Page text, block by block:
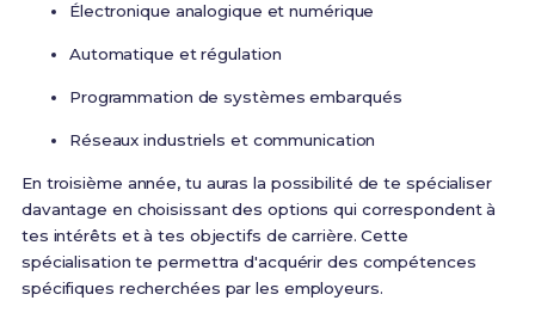
Électronique analogique et numérique
Automatique et régulation
Programmation de systèmes embarqués
Réseaux industriels et communication
En troisième année, tu auras la possibilité de te spécialiser
davantage en choisissant des options qui correspondent à
tes intérêts et à tes objectifs de carrière. Cette
spécialisation te permettra d'acquérir des compétences
spécifiques recherchées par les employeurs.